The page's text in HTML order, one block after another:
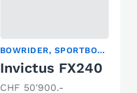
BOWRIDER, SPORTBOOT
Invictus FX240
CHF 50'900.-